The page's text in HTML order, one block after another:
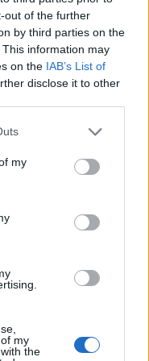
out of the further
by third parties on the
This information may
on the IAB’s List of
disclose it to other
my
my
the
trova l'1-1
di
serve a
spreca da
quota e tornano
entrati,
un
dei pali.
l'antipasto di un
trasforma
di un minuto